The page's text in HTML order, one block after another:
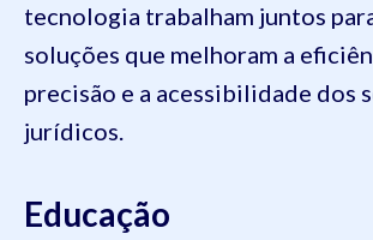
tecnologia trabalham juntos
soluções que melhoram a
precisão e a acessibilidade dos
jurídicos.
Educação